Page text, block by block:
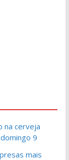
na cerveja
9
mais